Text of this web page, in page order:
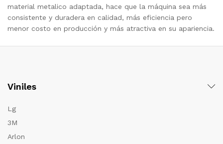
material metalico adaptada, hace que la máquina sea más
consistente y duradera en calidad, más eficiencia pero
menor costo en producción y más atractiva en su apariencia.
Viniles
Lg
3M
Arlon